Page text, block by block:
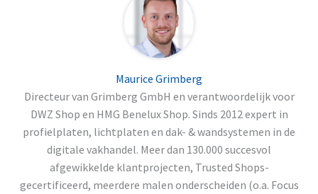
Maurice Grimberg
Directeur van Grimberg GmbH en verantwoordelijk voor
DWZ Shop en HMG Benelux Shop. Sinds 2012 expert in
profielplaten, lichtplaten en dak- & wandsystemen in de
digitale vakhandel. Meer dan 130.000 succesvol
afgewikkelde klantprojecten, Trusted Shops-
gecertificeerd, meerdere malen onderscheiden (o.a. Focus